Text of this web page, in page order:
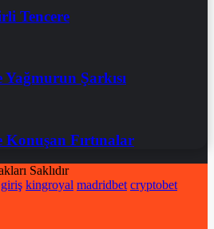
Tencere
Şarkısı
Konuşan Fırtınalar
Saklıdır
kingroyal madridbet cryptobet